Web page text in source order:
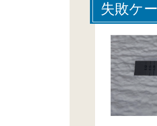
失敗ケ